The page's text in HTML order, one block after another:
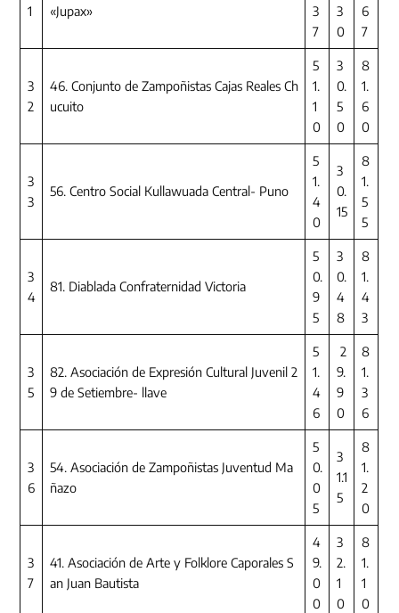
1
«Jupax»
3
7
3
0
6
7
3
2
46. Conjunto de Zampoñistas Cajas Reales Ch
ucuito
5
1.
1
0
3
0.
5
0
8
1.
6
0
3
3
56. Centro Social Kullawuada Central- Puno
5
1.
4
0
3
0.
15
8
1.
5
5
3
4
81. Diablada Confraternidad Victoria
5
0.
9
5
3
0.
4
8
8
1.
4
3
3
5
82. Asociación de Expresión Cultural Juvenil 2
9 de Setiembre- llave
5
1.
4
6
2
9.
9
0
8
1.
3
6
3
6
54. Asociación de Zampoñistas Juventud Ma
ñazo
5
0.
0
5
3
1.1
5
8
1.
2
0
3
7
41. Asociación de Arte y Folklore Caporales S
an Juan Bautista
4
9.
0
0
3
2.
1
0
8
1.
1
0